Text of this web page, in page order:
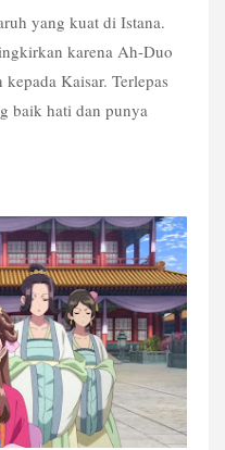
yang kuat di Istana.
karena Ah-Duo
Kaisar. Terlepas
baik hati dan punya